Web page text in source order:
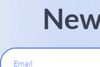
Email